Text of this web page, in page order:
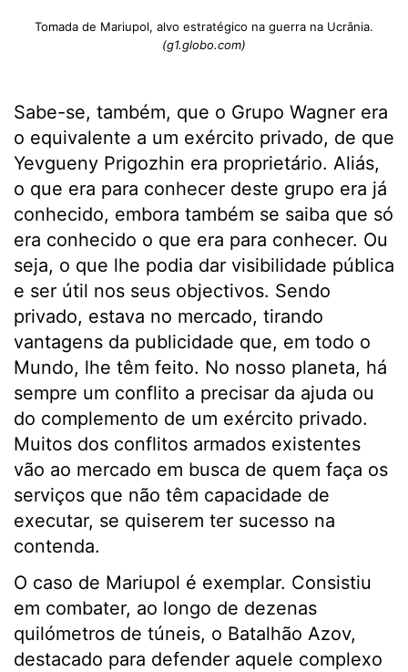
Tomada de Mariupol, alvo estratégico na guerra na Ucrânia.
(g1.globo.com)
Sabe-se, também, que o Grupo Wagner era
o equivalente a um exército privado, de que
Yevgueny Prigozhin era proprietário. Aliás,
o que era para conhecer deste grupo era já
conhecido, embora também se saiba que só
era conhecido o que era para conhecer. Ou
seja, o que lhe podia dar visibilidade pública
e ser útil nos seus objectivos. Sendo
privado, estava no mercado, tirando
vantagens da publicidade que, em todo o
Mundo, lhe têm feito. No nosso planeta, há
sempre um conflito a precisar da ajuda ou
do complemento de um exército privado.
Muitos dos conflitos armados existentes
vão ao mercado em busca de quem faça os
serviços que não têm capacidade de
executar, se quiserem ter sucesso na
contenda.
O caso de Mariupol é exemplar. Consistiu
em combater, ao longo de dezenas
quilómetros de túneis, o Batalhão Azov,
destacado para defender aquele complexo